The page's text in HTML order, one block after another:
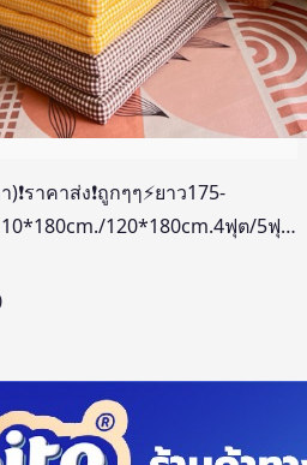
ราคาส่ง❗️ถูกๆๆ⚡️ยาว175-
120*180cm.4ฟุต/5ฟุต